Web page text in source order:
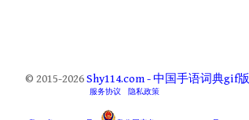
© 2015-2026Shy114.com - 中国手语词典gif版
服务协议 隐私政策